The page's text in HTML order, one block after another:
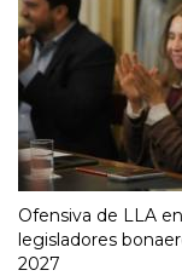
Ofensiva de LLA
legisladores
2027